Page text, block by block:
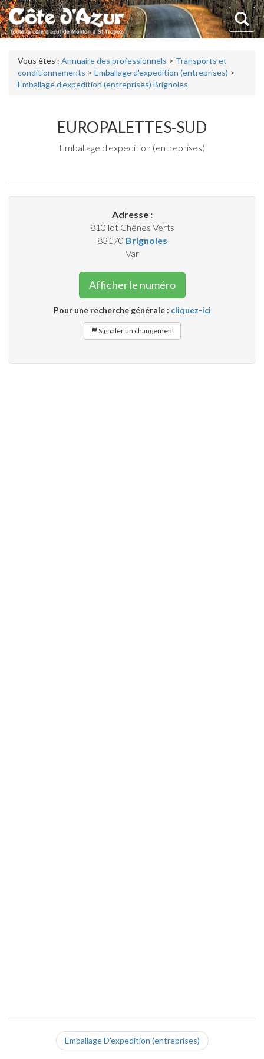
Vous êtes : Annuaire des professionnels > Transports et
conditionnements > Emballage d'expedition (entreprises) >
Emballage d'expedition (entreprises) Brignoles
EUROPALETTES-SUD
Emballage d'expedition (entreprises)
Adresse :
810 lot Chênes Verts
83170 Brignoles
Var
Afficher le numéro
Pour une recherche générale : cliquez-ici
Signaler un changement
Emballage D'expedition (entreprises)